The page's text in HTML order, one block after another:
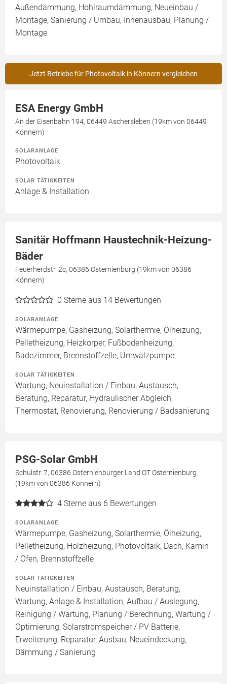
Außendämmung, Hohlraumdämmung, Neueinbau /
Montage, Sanierung / Umbau, Innenausbau, Planung /
Montage
Jetzt Betriebe für Photovoltaik in Könnern vergleichen
ESA Energy GmbH
An der Eisenbahn 194, 06449 Aschersleben (19km von 06449
Könnern)
SOLARANLAGE
Photovoltaik
SOLAR TÄTIGKEITEN
Anlage & Installation
Sanitär Hoffmann Haustechnik-Heizung-
Bäder
Feuerherdstr. 2c, 06386 Osternienburg (19km von 06386
Könnern)
0 Sterne aus 14 Bewertungen
SOLARANLAGE
Wärmepumpe, Gasheizung, Solarthermie, Ölheizung,
Pelletheizung, Heizkörper, Fußbodenheizung,
Badezimmer, Brennstoffzelle, Umwälzpumpe
SOLAR TÄTIGKEITEN
Wartung, Neuinstallation / Einbau, Austausch,
Beratung, Reparatur, Hydraulischer Abgleich,
Thermostat, Renovierung, Renovierung / Badsanierung
PSG-Solar GmbH
Schulstr. 7, 06386 Osternienburger Land OT Osternienburg
(19km von 06386 Könnern)
4 Sterne aus 6 Bewertungen
SOLARANLAGE
Wärmepumpe, Gasheizung, Solarthermie, Ölheizung,
Pelletheizung, Holzheizung, Photovoltaik, Dach, Kamin
/ Ofen, Brennstoffzelle
SOLAR TÄTIGKEITEN
Neuinstallation / Einbau, Austausch, Beratung,
Wartung, Anlage & Installation, Aufbau / Auslegung,
Reinigung / Wartung, Planung / Berechnung, Wartung /
Optimierung, Solarstromspeicher / PV Batterie,
Erweiterung, Reparatur, Ausbau, Neueindeckung,
Dämmung / Sanierung